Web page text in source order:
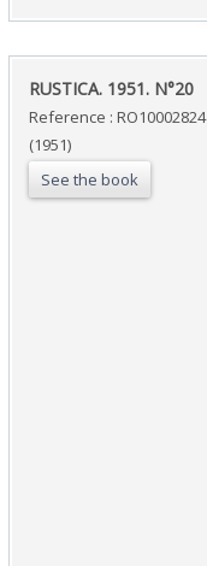
‎RUSTICA. 1951. N°20‎
Reference : RO10002824
(1951)
See the book